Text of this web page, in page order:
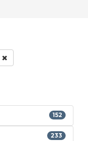
152
233